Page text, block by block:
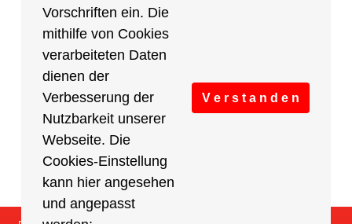
Vorschriften ein. Die
mithilfe von Cookies
verarbeiteten Daten
dienen der
Verbesserung der
Nutzbarkeit unserer
Webseite. Die
Cookies-Einstellung
kann hier angesehen
und angepasst
V e r s t a n d e n